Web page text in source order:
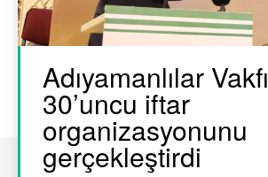
Adıyamanlılar Vakfı
30’uncu iftar
organizasyonunu
gerçekleştirdi